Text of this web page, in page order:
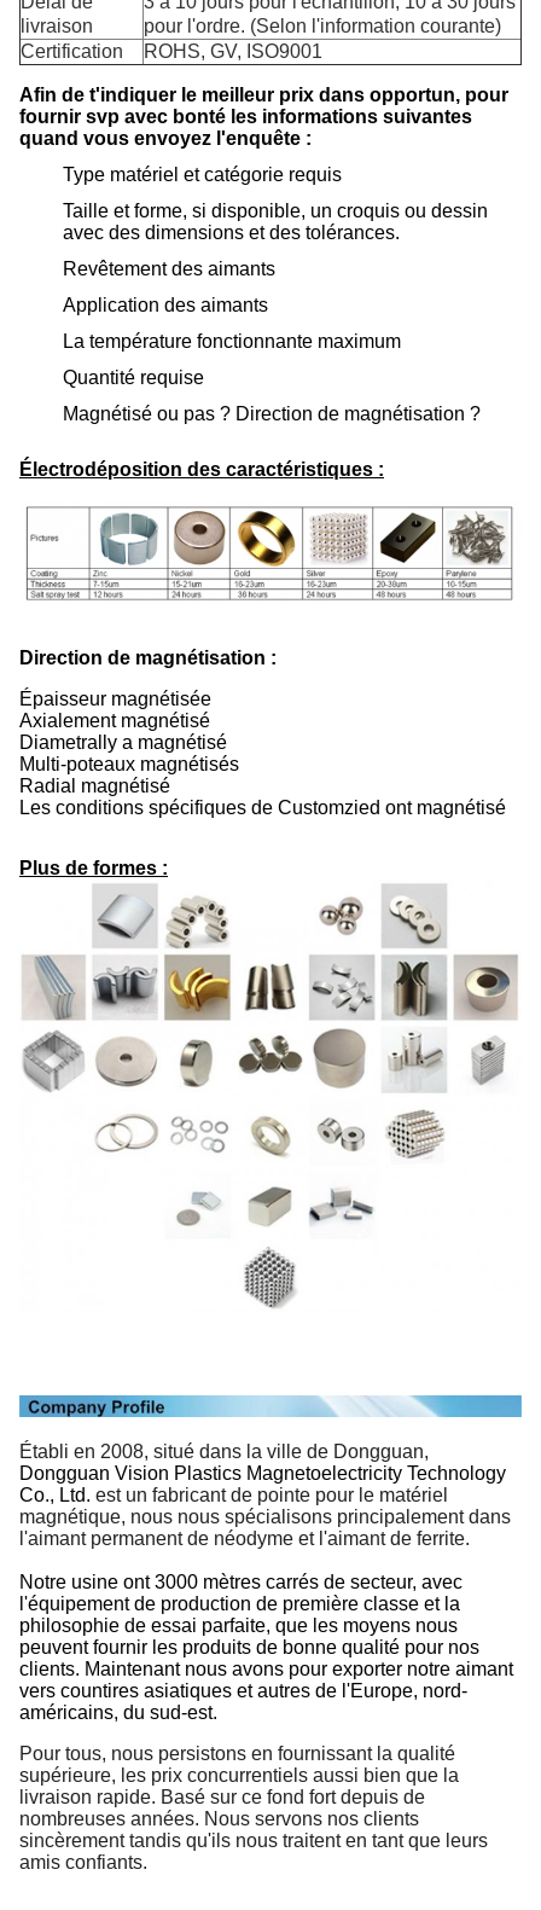
livraison
pour l'ordre. (Selon l'information courante)
Certification
ROHS, GV, ISO9001
Afin de t'indiquer le meilleur prix dans opportun, pour
fournir svp avec bonté les informations suivantes
quand vous envoyez l'enquête :
Type matériel et catégorie requis
Taille et forme, si disponible, un croquis ou dessin
avec des dimensions et des tolérances.
Revêtement des aimants
Application des aimants
La température fonctionnante maximum
Quantité requise
Magnétisé ou pas ? Direction de magnétisation ?
Électrodéposition des caractéristiques :
Direction de magnétisation :
Épaisseur magnétisée
Axialement magnétisé
Diametrally a magnétisé
Multi-poteaux magnétisés
Radial magnétisé
Les conditions spécifiques de Customzied ont magnétisé
Plus de formes :
Établi en 2008, situé dans la ville de Dongguan,
Dongguan Vision Plastics Magnetoelectricity Technology
Co., Ltd. est un fabricant de pointe pour le matériel
magnétique, nous nous spécialisons principalement dans
l'aimant permanent de néodyme et l'aimant de ferrite.
Notre usine ont 3000 mètres carrés de secteur, avec
l'équipement de production de première classe et la
philosophie de essai parfaite, que les moyens nous
peuvent fournir les produits de bonne qualité pour nos
clients. Maintenant nous avons pour exporter notre aimant
vers countires asiatiques et autres de l'Europe, nord-
américains, du sud-est.
Pour tous, nous persistons en fournissant la qualité
supérieure, les prix concurrentiels aussi bien que la
livraison rapide. Basé sur ce fond fort depuis de
nombreuses années. Nous servons nos clients
sincèrement tandis qu'ils nous traitent en tant que leurs
amis confiants.